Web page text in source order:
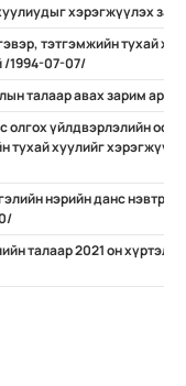
хэрэгжүүлэх
тэтгэмжийн тухай
/1994-07-07/
талаар авах зарим арга
олгох үйлдвэрлэлийн
тухай хуулийг
нэрийн данс
талаар 2021 он хүртэл